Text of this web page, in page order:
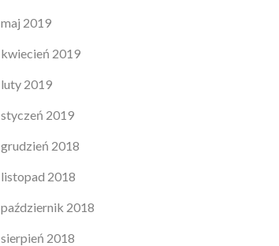
maj 2019
kwiecień 2019
luty 2019
styczeń 2019
grudzień 2018
listopad 2018
październik 2018
sierpień 2018